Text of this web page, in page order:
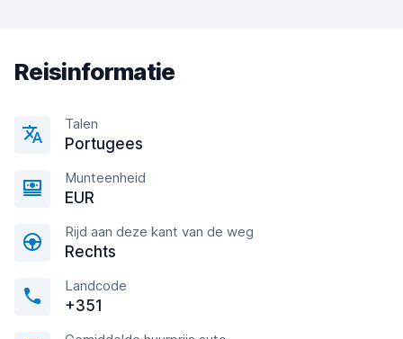
Reisinformatie
Talen
Portugees
Munteenheid
EUR
Rijd aan deze kant van de weg
Rechts
Landcode
+351